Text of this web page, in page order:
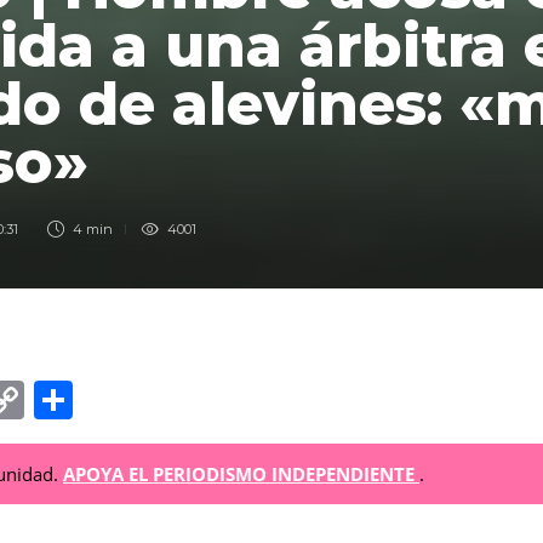
a una árbitra
de alevines:
4 min 4001
C
o
p
o
m
APOYA EL PERIODISMO INDEPENDIENTE .